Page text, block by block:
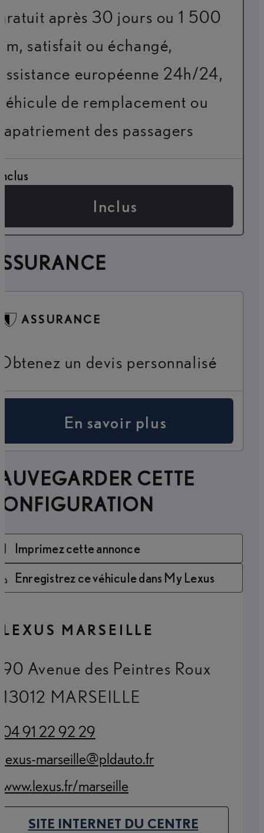
après 30 jours ou 1 500
satisfait ou échangé,
européenne 24h/24,
de remplacement ou
des passagers
Inclus
ASSURANCE
un devis personnalisé
En savoir plus
CETTE
Imprimez cette annonce
Enregistrez ce véhicule dans My Lexus
LEXUS MARSEILLE
90 Avenue des Peintres Roux
13012 MARSEILLE
04 91 22 92 29
(Opens in new tab)
lexus-marseille@pldauto.fr
(Opens in new tab)
www.lexus.fr/marseille
(Opens in new tab)
SITE INTERNET DU CENTRE